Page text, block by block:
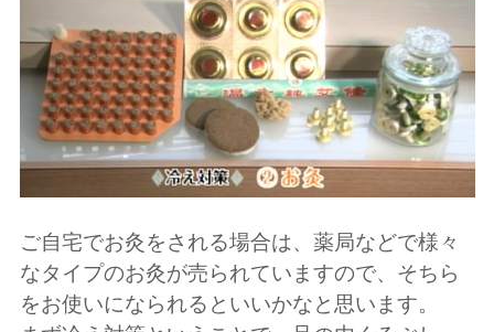
ご自宅でお灸をされる場合は、薬局などで様々
なタイプのお灸が売られていますので、そちら
をお使いになられるといいかなと思います。